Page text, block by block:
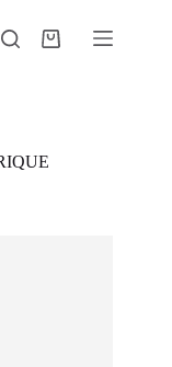
Panier